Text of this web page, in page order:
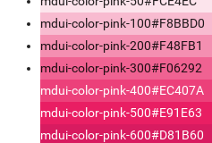
mdui-color-pink-100#F8BBD0
mdui-color-pink-200#F48FB1
mdui-color-pink-300#F06292
mdui-color-pink-400#EC407A
mdui-color-pink-500#E91E63
mdui-color-pink-600#D81B60